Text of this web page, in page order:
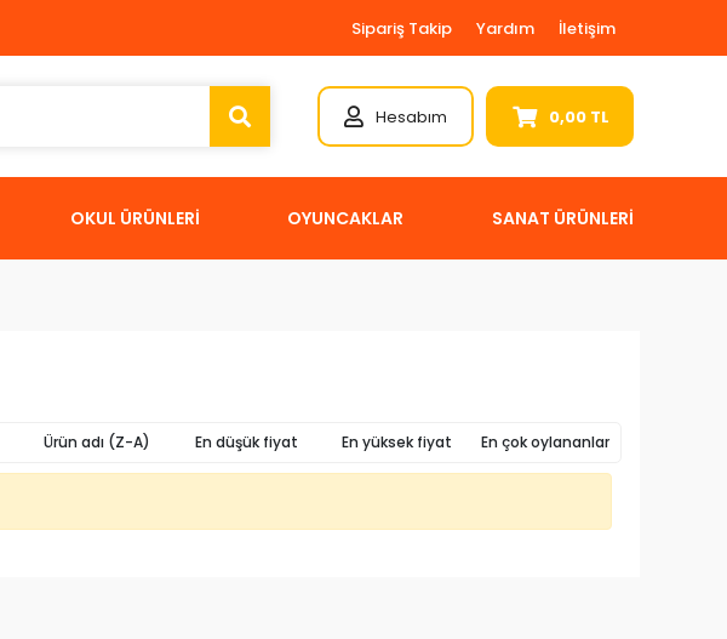
Sipariş Takip Yardım İletişim
Hesabım 0,00 TL
OKUL ÜRÜNLERİ OYUNCAKLAR SANAT ÜRÜNLERİ
Ürün adı (Z-A) En düşük fiyat En yüksek fiyat En çok oylananlar